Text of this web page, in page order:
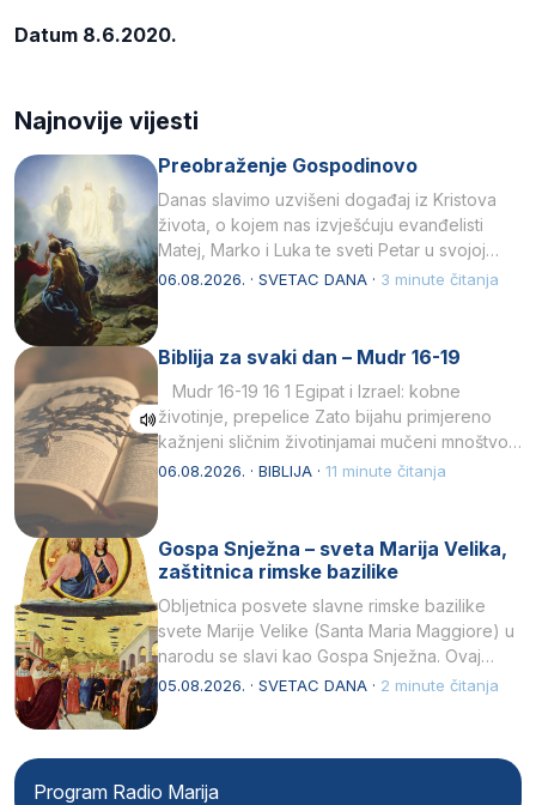
Datum 8.6.2020.
Najnovije vijesti
Preobraženje Gospodinovo
Danas slavimo uzvišeni događaj iz Kristova
života, o kojem nas izvješćuju evanđelisti
Matej, Marko i Luka te sveti Petar u svojoj
drugoj…
06.08.2026. · SVETAC DANA · 3 minute čitanja
Biblija za svaki dan – Mudr 16-19
Mudr 16-19 16 1 Egipat i Izrael: kobne
životinje, prepelice Zato bijahu primjereno
kažnjeni sličnim životinjamai mučeni mnoštvom
kukaca.2 A narod…
06.08.2026. · BIBLIJA · 11 minute čitanja
Gospa Snježna – sveta Marija Velika,
zaštitnica rimske bazilike
Obljetnica posvete slavne rimske bazilike
svete Marije Velike (Santa Maria Maggiore) u
narodu se slavi kao Gospa Snježna. Ovaj
naziv, Sancta Maria…
05.08.2026. · SVETAC DANA · 2 minute čitanja
Program Radio Marija